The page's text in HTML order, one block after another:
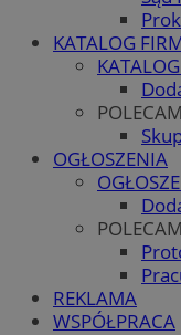
KATALOG
OGŁOSZENIA
REKLAMA
WSPÓŁPRACA